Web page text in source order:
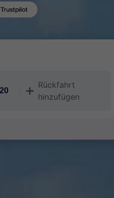
󱅇
Rückfahrt
hinzufügen